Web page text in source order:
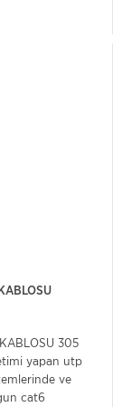
305
yapan utp
ve
cat6